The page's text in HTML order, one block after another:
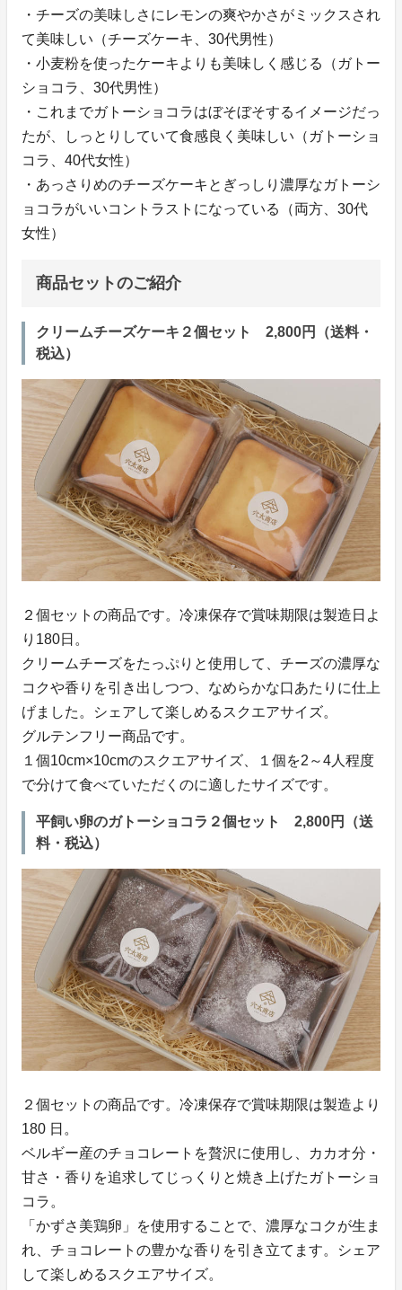
・チーズの美味しさにレモンの爽やかさがミックスされ
て美味しい（チーズケーキ、30代男性）
・小麦粉を使ったケーキよりも美味しく感じる（ガトー
ショコラ、30代男性）
・これまでガトーショコラはぼそぼそするイメージだっ
たが、しっとりしていて食感良く美味しい（ガトーショ
コラ、40代女性）
・あっさりめのチーズケーキとぎっしり濃厚なガトーシ
ョコラがいいコントラストになっている（両方、30代
女性）
商品セットのご紹介
クリームチーズケーキ２個セット 2,800円（送料・
税込）
２個セットの商品です。冷凍保存で賞味期限は製造日よ
り180日。
クリームチーズをたっぷりと使用して、チーズの濃厚な
コクや香りを引き出しつつ、なめらかな口あたりに仕上
げました。シェアして楽しめるスクエアサイズ。
グルテンフリー商品です。
１個10cm×10cmのスクエアサイズ、１個を2～4人程度
で分けて食べていただくのに適したサイズです。
平飼い卵のガトーショコラ２個セット 2,800円（送
料・税込）
２個セットの商品です。冷凍保存で賞味期限は製造より
180 日。
ベルギー産のチョコレートを贅沢に使用し、カカオ分・
甘さ・香りを追求してじっくりと焼き上げたガトーショ
コラ。
「かずさ美鶏卵」を使用することで、濃厚なコクが生ま
れ、チョコレートの豊かな香りを引き立てます。シェア
して楽しめるスクエアサイズ。